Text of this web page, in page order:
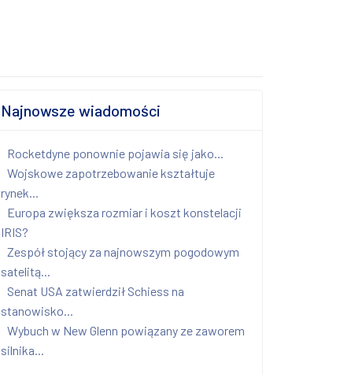
Najnowsze wiadomości
Rocketdyne ponownie pojawia się jako...
Wojskowe zapotrzebowanie kształtuje
rynek...
Europa zwiększa rozmiar i koszt konstelacji
IRIS?
Zespół stojący za najnowszym pogodowym
satelitą...
Senat USA zatwierdził Schiess na
stanowisko...
Wybuch w New Glenn powiązany ze zaworem
silnika...